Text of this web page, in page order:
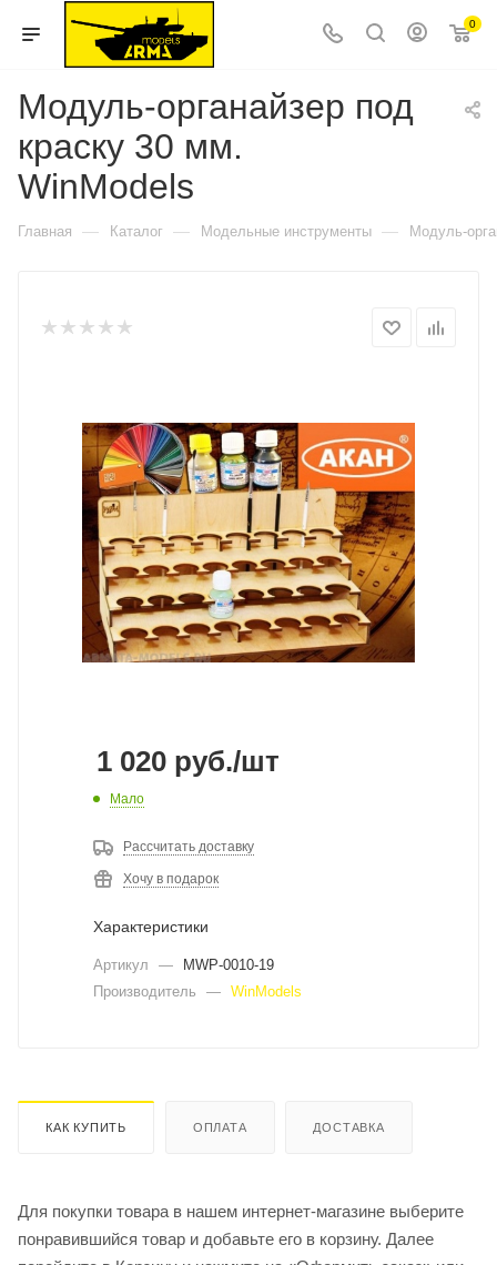
0
Модуль-органайзер под
краску 30 мм.
WinModels
Главная — Каталог — Модельные инструменты — Модуль-
1 020 руб./шт
Мало
Рассчитать доставку
Хочу в подарок
Характеристики
Артикул —
MWP-0010-19
Производитель
— WinModels
КАК КУПИТЬ ОПЛАТА ДОСТАВКА
Для покупки товара в нашем интернет-магазине выберите
понравившийся товар и добавьте его в корзину. Далее